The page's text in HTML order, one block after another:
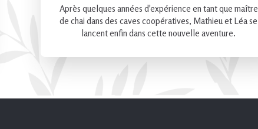
Après quelques années d'expérience en tant que maître
de chai dans des caves coopératives, Mathieu et Léa se
lancent enfin dans cette nouvelle aventure.